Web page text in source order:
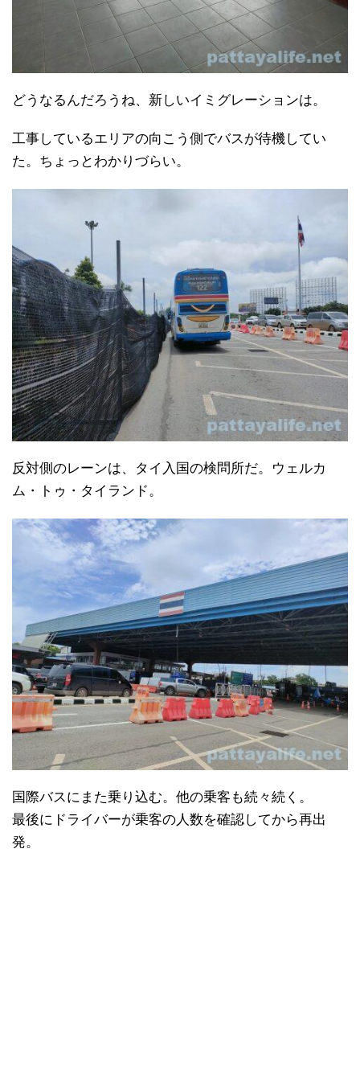
どうなるんだろうね、新しいイミグレーションは。
工事しているエリアの向こう側でバスが待機してい
た。ちょっとわかりづらい。
反対側のレーンは、タイ入国の検問所だ。ウェルカ
ム・トゥ・タイランド。
国際バスにまた乗り込む。他の乗客も続々続く。
最後にドライバーが乗客の人数を確認してから再出
発。